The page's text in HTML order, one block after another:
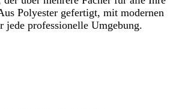
-
zum
Zoomen
-
zum
Zoomen
-
zum
Zoomen
-
zum
Polyester gefertigt, mit modernen
jede professionelle Umgebung.